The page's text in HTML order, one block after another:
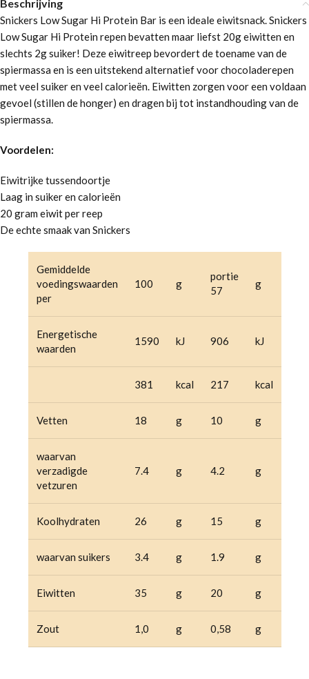
Beschrijving
Snickers Low Sugar Hi Protein Bar is een ideale eiwitsnack.Snickers
Low Sugar Hi Protein repen bevatten maar liefst 20g eiwitten en
slechts 2g suiker! Deze eiwitreep bevordert de toename van de
spiermassa en is een uitstekend alternatief voor chocoladerepen
met veel suiker en veel calorieën. Eiwitten zorgen voor een voldaan
gevoel (stillen de honger) en dragen bij tot instandhouding van de
spiermassa.
Voordelen:
Eiwitrijke tussendoortje
Laag in suiker en calorieën
20 gram eiwit per reep
De echte smaak van Snickers
Gemiddelde
voedingswaarden
per
100 g
portie
57
g
Energetische
waarden
1590 kJ 906 kJ
381 kcal 217 kcal
Vetten 18 g 10 g
waarvan
verzadigde
vetzuren
7.4 g 4.2 g
Koolhydraten 26 g 15 g
waarvan suikers 3.4 g 1.9 g
Eiwitten 35 g 20 g
Zout 1,0 g 0,58 g